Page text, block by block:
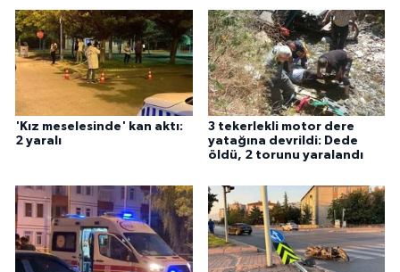
'Kız meselesinde' kan aktı:
2 yaralı
3 tekerlekli motor dere
yatağına devrildi: Dede
öldü, 2 torunu yaralandı